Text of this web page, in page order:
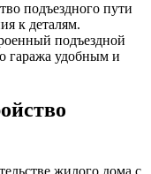
подъездного пути
к деталям.
подъездной
гаража удобным и